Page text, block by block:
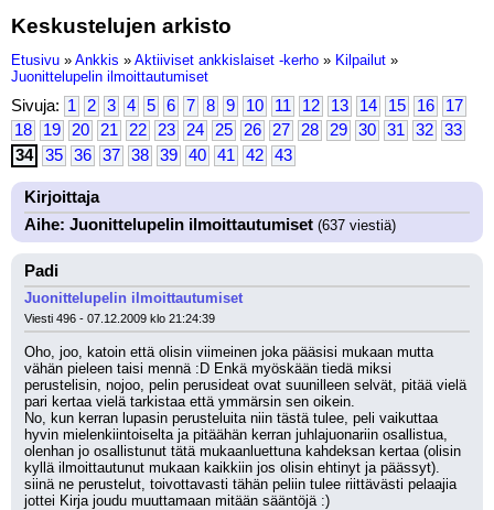
Keskustelujen arkisto
Etusivu » Ankkis » Aktiiviset ankkislaiset -kerho » Kilpailut »
Juonittelupelin ilmoittautumiset
Sivuja: 1 2 3 4 5 6 7 8 9 10 11 12 13 14 15 16
17
18
19 20 21 22 23 24 25 26 27 28 29 30 31 32
33
34
35 36 37 38 39 40 41 42 43
Kirjoittaja
Aihe: Juonittelupelin ilmoittautumiset (637 viestiä)
Padi
Juonittelupelin ilmoittautumiset
Viesti 496 - 07.12.2009 klo 21:24:39
Oho, joo, katoin että olisin viimeinen joka pääsisi mukaan mutta
vähän pieleen taisi mennä :D Enkä myöskään tiedä miksi
perustelisin, nojoo, pelin perusideat ovat suunilleen selvät, pitää vielä
pari kertaa vielä tarkistaa että ymmärsin sen oikein.
No, kun kerran lupasin perusteluita niin tästä tulee, peli vaikuttaa
hyvin mielenkiintoiselta ja pitäähän kerran juhlajuonariin osallistua,
olenhan jo osallistunut tätä mukaanluettuna kahdeksan kertaa (olisin
kyllä ilmoittautunut mukaan kaikkiin jos olisin ehtinyt ja päässyt).
siinä ne perustelut, toivottavasti tähän peliin tulee riittävästi pelaajia
jottei Kirja joudu muuttamaan mitään sääntöjä :)